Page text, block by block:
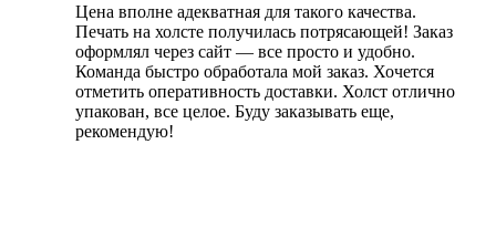
Цена вполне адекватная для такого качества.
Печать на холсте получилась потрясающей! Заказ
оформлял через сайт — все просто и удобно.
Команда быстро обработала мой заказ. Хочется
отметить оперативность доставки. Холст отлично
упакован, все целое. Буду заказывать еще,
рекомендую!